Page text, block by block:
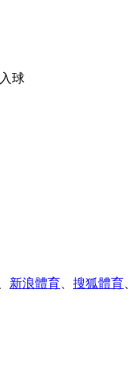
入球
新浪體育 搜狐體育